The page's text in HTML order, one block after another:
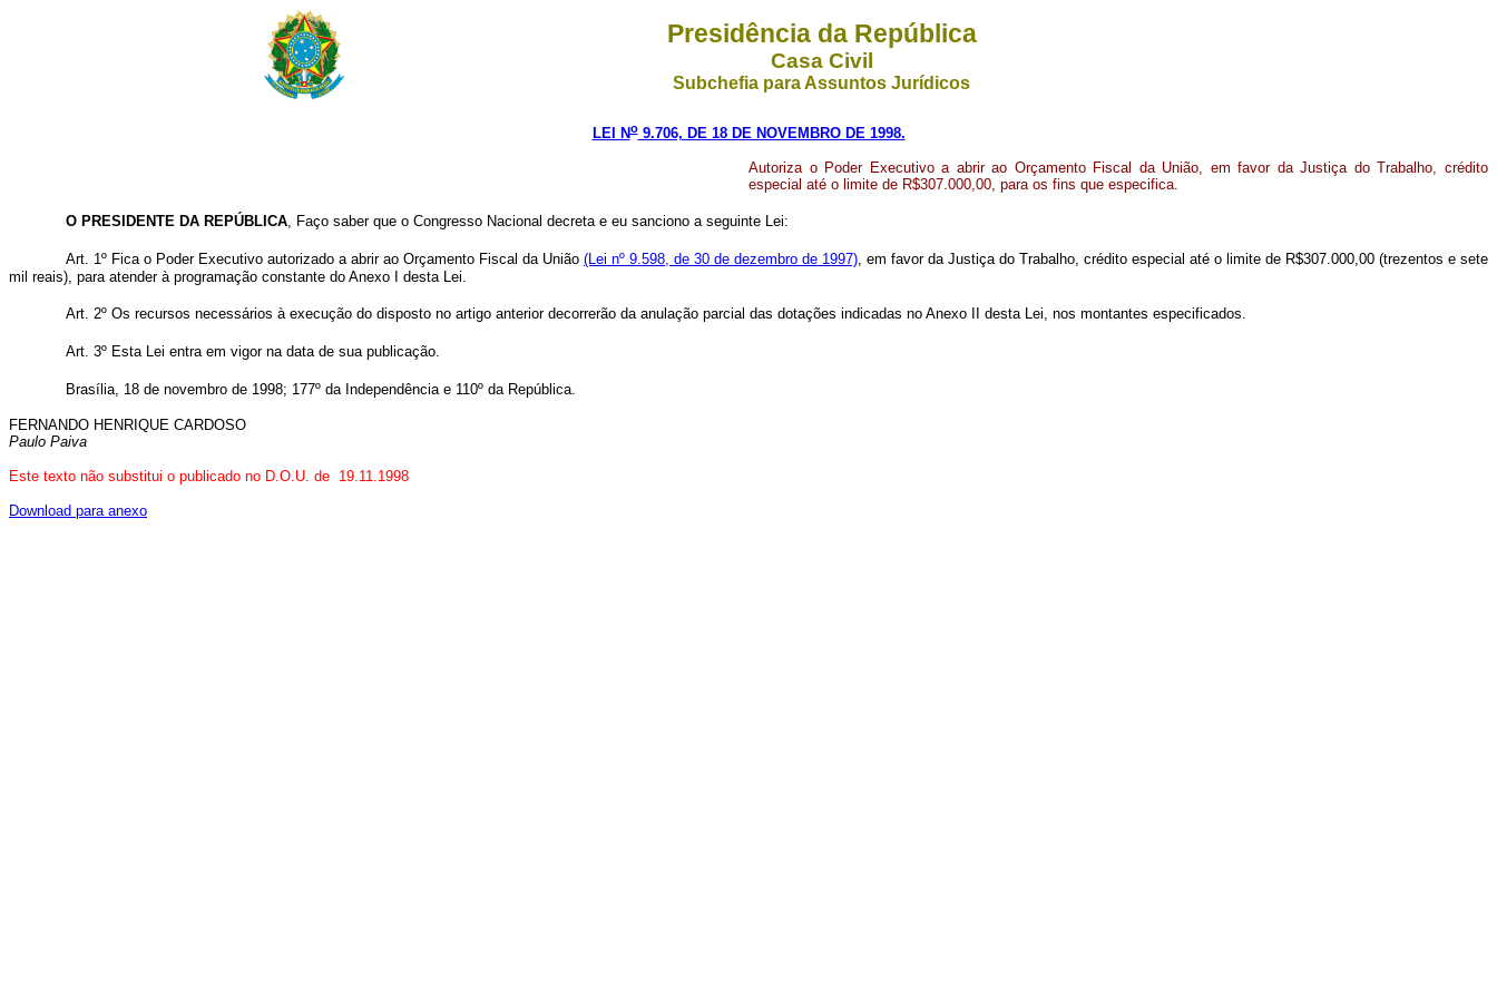
Presidência da República
Casa Civil
Subchefia para Assuntos Jurídicos
LEI No9.706, DE 18 DE NOVEMBRO DE 1998.
Autoriza o Poder Executivo a abrir ao Orçamento Fiscal da União, em favor da Justiça do Trabalho, crédito
especial até o limite de R$307.000,00, para os fins que especifica.
O PRESIDENTE DA REPÚBLICA, Faço saber que o Congresso Nacional decreta e eu sanciono a seguinte Lei:
Art. 1º Fica o Poder Executivo autorizado a abrir ao Orçamento Fiscal da União (Lei nº 9.598, de 30 de dezembro de 1997), em favor da Justiça do Trabalho, crédito especial até o limite de R$307.000,00 (trezentos e sete
mil reais), para atender à programação constante do Anexo I desta Lei.
Art. 2º Os recursos necessários à execução do disposto no artigo anterior decorrerão da anulação parcial das dotações indicadas no Anexo II desta Lei, nos montantes especificados.
Art. 3º Esta Lei entra em vigor na data de sua publicação.
Brasília, 18 de novembro de 1998; 177º da Independência e 110º da República.
FERNANDO HENRIQUE CARDOSO
Paulo Paiva
Este texto não substitui o publicado no D.O.U. de 19.11.1998
Download para anexo